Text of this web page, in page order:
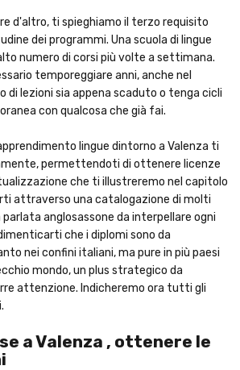
d'altro, ti spieghiamo il terzo requisito
dei programmi. Una scuola di lingue
numero di corsi più volte a settimana.
temporeggiare anni, anche nel
di lezioni sia appena scaduto o tenga cicli
con qualcosa che già fai.
lingue dintorno a Valenza ti
permettendoti di ottenere licenze
che ti illustreremo nel capitolo
attraverso una catalogazione di molti
anglosassone da interpellare ogni
che i diplomi sono da
nei confini italiani, ma pure in più paesi
mondo, un plus strategico da
attenzione. Indicheremo ora tutti gli
a Valenza , ottenere le